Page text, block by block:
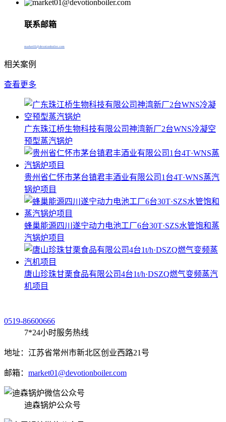
联系邮箱
market01@devotionboiler.com
相关案例
查看更多
广东珠江桥生物科技有限公司神湾新厂2台WNS冷凝空
预型蒸汽锅炉
贵州省仁怀市茅台镇君丰酒业有限公司1台4T·WNS蒸汽
锅炉项目
蜂巢能源四川遂宁动力电池工厂6台30T·SZS水管饱和蒸
汽锅炉项目
唐山珍珠甘栗食品有限公司4台1t/h·DSZQ燃气变频蒸汽
机项目
0519-86600666
7*24小时服务热线
地址：江苏省常州市新北区创业西路21号
邮箱： market01@devotionboiler.com
迪森锅炉公众号